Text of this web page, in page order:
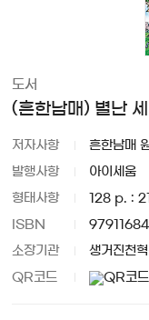
도서
(흔한남매) 별난
저자사항 흔한남매
발행사항 아이세움
형태사항 128 p. :
ISBN
소장기관 생거진천
QR코드